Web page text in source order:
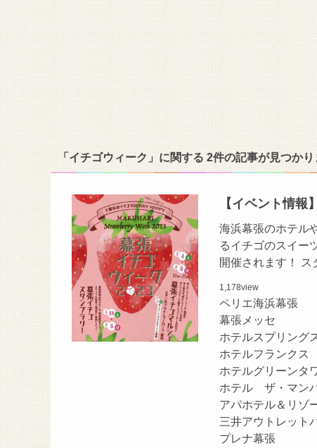
「イチゴウィーク」に関する 2件の記事が見つかり
【イベント情
海浜幕張のホテル
るイチゴのスイー
開催されます！
1,178view
ペリエ海浜幕張
幕張メッセ
ホテルスプリング
ホテルフランクス
ホテルグリーンタ
ホテル ザ・マン
アパホテル＆リゾ
三井アウトレット
プレナ幕張